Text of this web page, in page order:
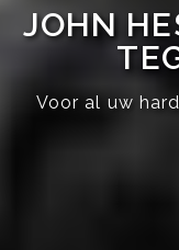
JOHN
Voor al uw